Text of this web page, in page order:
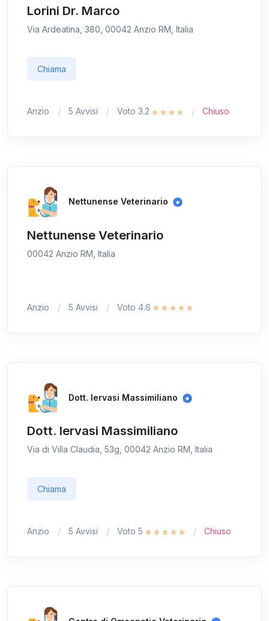
Lorini Dr. Marco
Via Ardeatina, 380, 00042 Anzio RM, Italia
Chiama
Anzio 5 Avvisi Voto 3.2 Chiuso
Nettunense Veterinario
Nettunense Veterinario
00042 Anzio RM, Italia
Anzio 5 Avvisi Voto 4.6
Dott. Iervasi Massimiliano
Dott. Iervasi Massimiliano
Via di Villa Claudia, 53g, 00042 Anzio RM, Italia
Chiama
Anzio 5 Avvisi Voto 5 Chiuso